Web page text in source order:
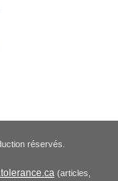
réservés.
(articles,